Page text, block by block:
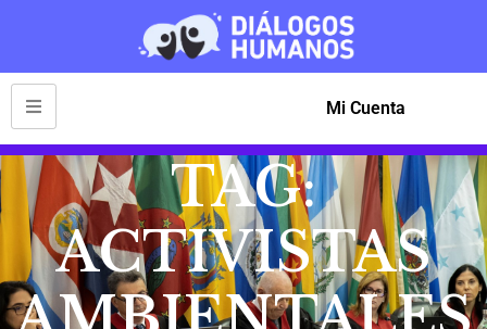
Mi Cuenta
TAG:
ACTIVISTAS